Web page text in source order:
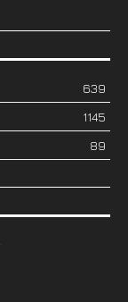
639
1145
89